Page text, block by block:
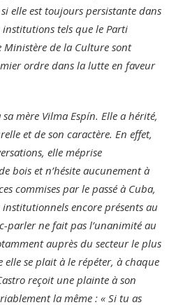
elle est toujours persistante dans
institutions tels que le Parti
Ministère de la Culture sont
ordre dans la lutte en faveur
mère Vilma Espín. Elle a hérité,
et de son caractère. En effet,
elle méprise
bois et n’hésite aucunement à
commises par le passé à Cuba,
encore présents au
parler ne fait pas l’unanimité au
auprès du secteur le plus
elle se plait à le répéter, à chaque
reçoit une plainte à son
la même : « Si tu as